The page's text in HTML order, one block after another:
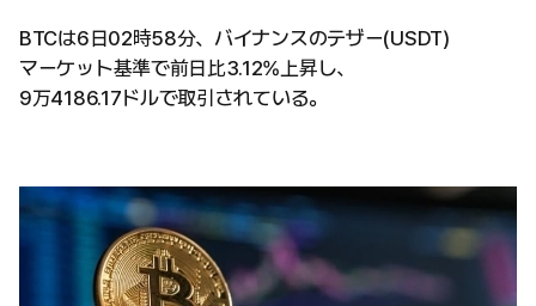
BTCは6日02時58分、バイナンスのテザー(USDT)
マーケット基準で前日比3.12%上昇し、
9万4186.17ドルで取引されている。